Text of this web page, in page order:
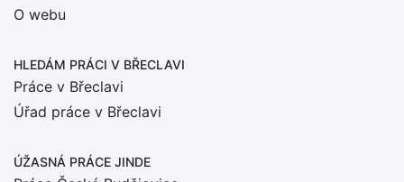
O webu
HLEDÁM PRÁCI V BŘECLAVI
Práce v Břeclavi
Úřad práce v Břeclavi
ÚŽASNÁ PRÁCE JINDE